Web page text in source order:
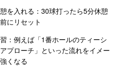
を入れる：30球打ったら5分休憩
にリセット
：例えば「1番ホールのティーシ
プローチ」といった流れをイメー
くなる